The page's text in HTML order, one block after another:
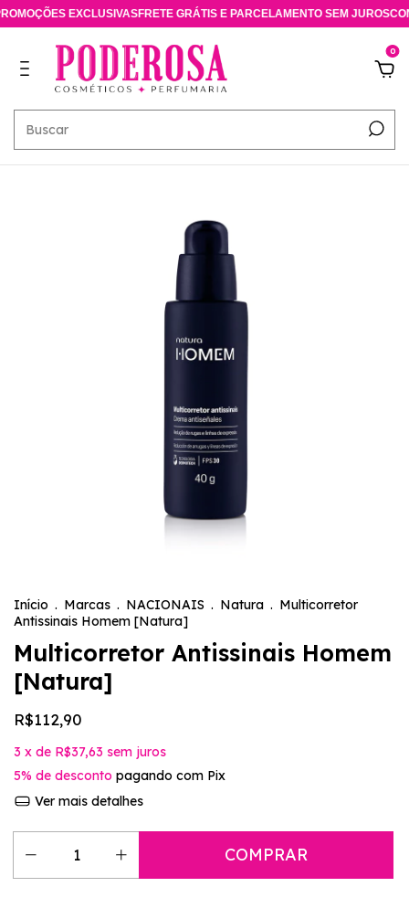
EXCLUSIVASFRETE GRÁTIS E PARCELAMENTO SEM JUROS
0
Início . Marcas . NACIONAIS . Natura . Multicorretor
Antissinais Homem [Natura]
Multicorretor Antissinais Homem
[Natura]
R$112,90
3 x de R$37,63 sem juros
5% de desconto pagando com Pix
Ver mais detalhes